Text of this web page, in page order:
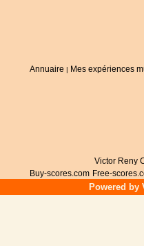
Annuaire | Mes expériences
Victor Reny
Buy-scores.com Free-
Powered by